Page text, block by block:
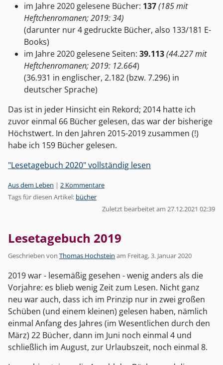
im Jahre 2020 gelesene Bücher: 137(185 mit
Heftchenromanen; 2019: 34)
(darunter nur 4 gedruckte Bücher, also 133/181 E-
Books)
im Jahre 2020 gelesene Seiten: 39.113(44.227 mit
Heftchenromanen; 2019: 12.664)
(36.931 in englischer, 2.182 (bzw. 7.296) in
deutscher Sprache)
Das ist in jeder Hinsicht ein Rekord; 2014 hatte ich
zuvor einmal 66 Bücher gelesen, das war der bisherige
Höchstwert. In den Jahren 2015-2019 zusammen (!)
habe ich 159 Bücher gelesen.
"Lesetagebuch 2020" vollständig lesen
Kategorien:
Aus dem Leben | 2 Kommentare
Tags für diesen Artikel: bücher
Zuletzt bearbeitet am 27.12.2021 02:39
Lesetagebuch 2019
Geschrieben von Thomas Hochstein am Freitag, 3. Januar 2020
2019 war - lesemäßig gesehen - wenig anders als die
Vorjahre: es blieb wenig Zeit zum Lesen. Nicht ganz
neu war auch, dass ich im Prinzip nur in zwei großen
Schüben (und einem kleinen) gelesen haben, nämlich
einmal Anfang des Jahres (im Wesentlichen durch den
März) 22 Bücher, dann im Juni noch einmal 4 und
schließlich im August, zur Urlaubszeit, noch einmal 8.